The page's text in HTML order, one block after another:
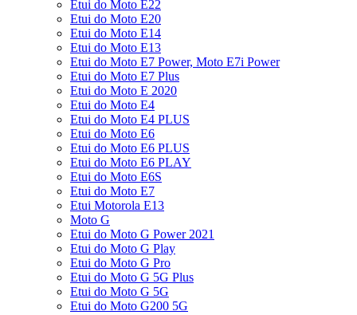
Etui do Moto E22
Etui do Moto E20
Etui do Moto E14
Etui do Moto E13
Etui do Moto E7 Power, Moto E7i Power
Etui do Moto E7 Plus
Etui do Moto E 2020
Etui do Moto E4
Etui do Moto E4 PLUS
Etui do Moto E6
Etui do Moto E6 PLUS
Etui do Moto E6 PLAY
Etui do Moto E6S
Etui do Moto E7
Etui Motorola E13
Moto G
Etui do Moto G Power 2021
Etui do Moto G Play
Etui do Moto G Pro
Etui do Moto G 5G Plus
Etui do Moto G 5G
Etui do Moto G200 5G